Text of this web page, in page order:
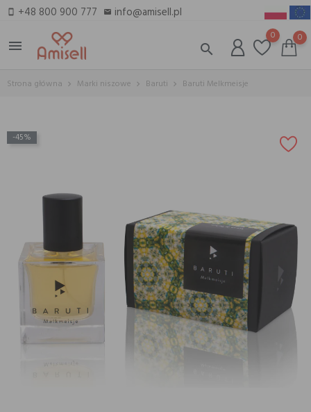
smartphone +48 800 900 777 email info@amisell.pl
menu
search
0 0
Strona główna Marki niszowe Baruti Baruti Melkmeisje
-45%